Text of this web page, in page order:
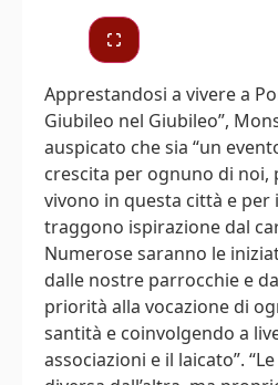
Apprestandosi a vivere a
Giubileo nel Giubileo”,
auspicato che sia “un
crescita per ognuno di
vivono in questa città e
traggono ispirazione dal
Numerose saranno le
dalle nostre parrocchie e
priorità alla vocazione di
santità e coinvolgendo a
associazioni e il laicato”.